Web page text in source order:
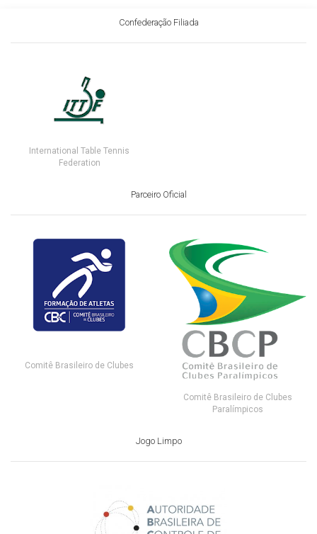
Confederação Filiada
International Table Tennis
Federation
Parceiro Oficial
Comitê Brasileiro de Clubes
Comitê Brasileiro de Clubes
Paralímpicos
Jogo Limpo